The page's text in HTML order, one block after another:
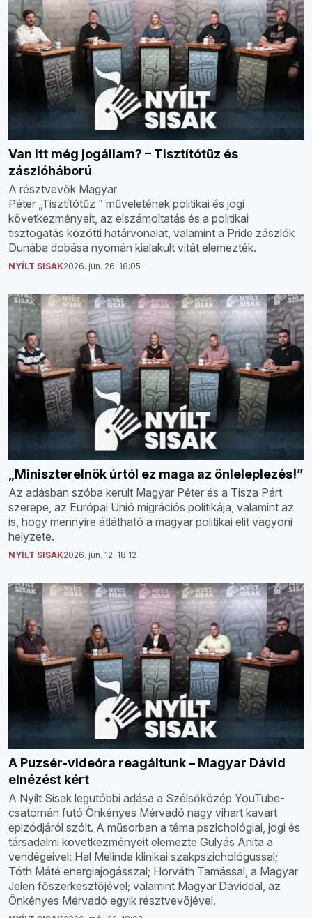
Van itt még jogállam? – Tisztítótűz és
zászlóháború
A résztvevők Magyar
Péter „Tisztítótűz ” műveletének politikai és jogi
következményeit, az elszámoltatás és a politikai
tisztogatás közötti határvonalat, valamint a Pride zászlók
Dunába dobása nyomán kialakult vitát elemezték.
NYÍLT SISAK2026. jún. 26. 18:05
„Miniszterelnök úrtól ez maga az önleleplezés!”
Az adásban szóba került Magyar Péter és a Tisza Párt
szerepe, az Európai Unió migrációs politikája, valamint az
is, hogy mennyire átlátható a magyar politikai elit vagyoni
helyzete.
NYÍLT SISAK2026. jún. 12. 18:12
A Puzsér-videóra reagáltunk – Magyar Dávid
elnézést kért
A Nyílt Sisak legutóbbi adása a Szélsőközép YouTube-
csatornán futó Önkényes Mérvadó nagy vihart kavart
epizódjáról szólt. A műsorban a téma pszichológiai, jogi és
társadalmi következményeit elemezte Gulyás Anita a
vendégeivel: Hal Melinda klinikai szakpszichológussal;
Tóth Máté energiajogásszal; Horváth Tamással, a Magyar
Jelen főszerkesztőjével; valamint Magyar Dáviddal, az
Önkényes Mérvadó egyik résztvevőjével.